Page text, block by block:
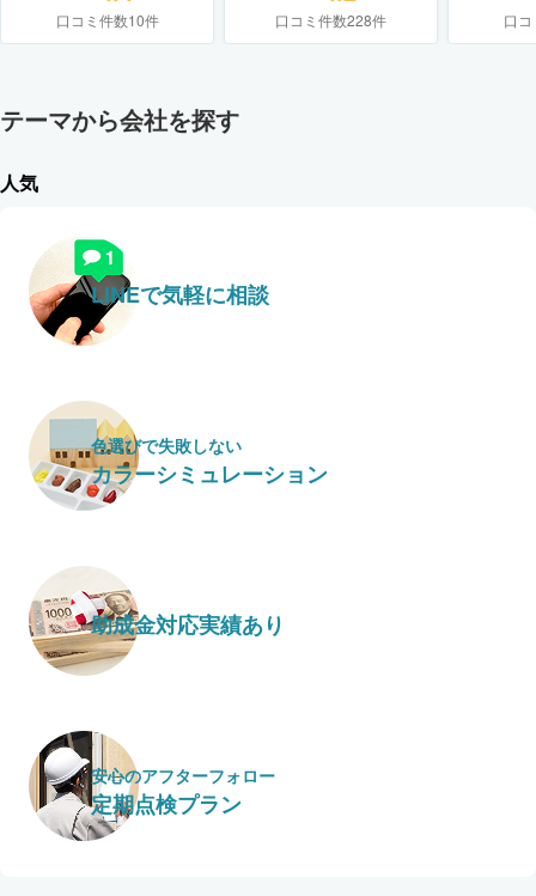
口コミ件数10件 口コミ件数228件 口
テーマから会社を探す
人気
LINEで気軽に相談
色選びで失敗しない
カラーシミュレーション
助成金対応実績あり
安心のアフターフォロー
定期点検プラン